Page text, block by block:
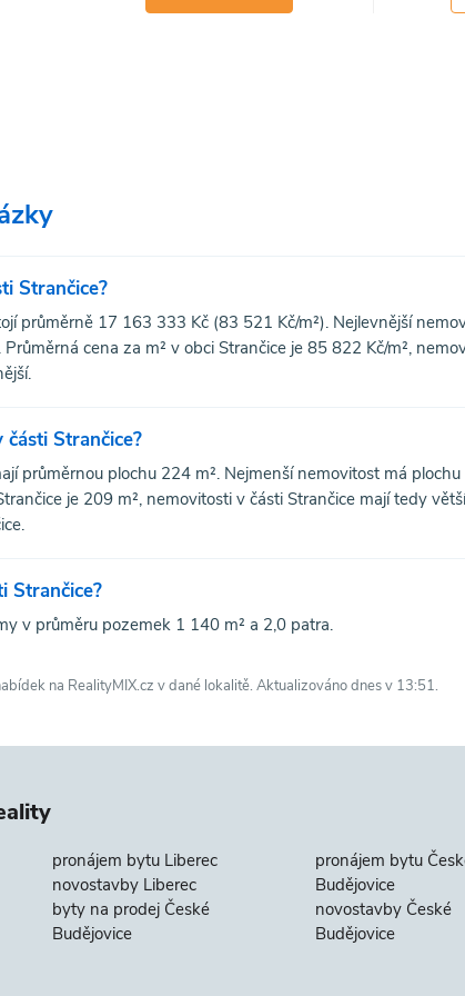
Strančice?
průměrně 17 163 333 Kč (83 521 Kč/m²). Nejlevnější
cena za m² v obci Strančice je 85 822 Kč/m²,
části Strančice?
průměrnou plochu 224 m². Nejmenší nemovitost má
je 209 m², nemovitosti v části Strančice mají tedy
Strančice?
v průměru pozemek 1 140 m² a 2,0 patra.
na RealityMIX.cz v dané lokalitě. Aktualizováno dnes v 13:51.
pronájem bytu Liberec
novostavby Liberec
byty na prodej České
Budějovice
pronájem bytu
Budějovice
novostavby České
Budějovice